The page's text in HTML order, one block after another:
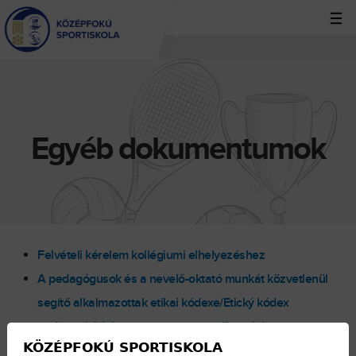
Jump
to
navigation
Egyéb dokumentumok
Felvételi kérelem kollégiumi elhelyezéshez
A pedagógusok és a nevelő-oktató munkát közvetlenül
segítő alkalmazottak etikai kódexe/Etický kódex
pedagogických zamestnancov a odborných
zamestnancov/
KÖZÉPFOKÚ SPORTISKOLA